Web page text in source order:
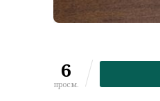
6
просм.